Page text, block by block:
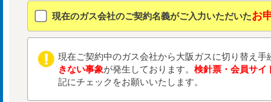
現在のガス会社のご契約名義がご入力いただいたお
現在ご契約中のガス会社から大阪ガスに切り替え手
きない事象が発生しております。 検針票・会員サイ
記にチェックをお願いいたします。